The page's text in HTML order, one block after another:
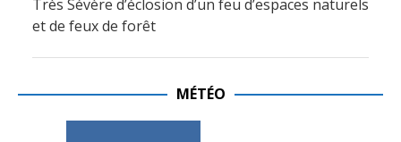
Très Sévère d’éclosion d’un feu d’espaces naturels
et de feux de forêt
MÉTÉO